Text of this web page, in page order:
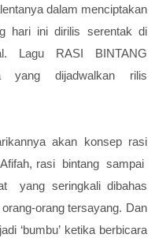
dalam menciptakan
hari inidirilis serentak di
Lagu RASI BINTANG
yang dijadwalkan rilis
akan konsep rasi
rasi bintang sampai
yang seringkali dibahas
orang tersayang. Dan
‘bumbu’ ketika berbicara